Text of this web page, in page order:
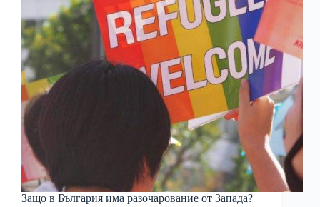
Защо в България има разочарование от Запада?